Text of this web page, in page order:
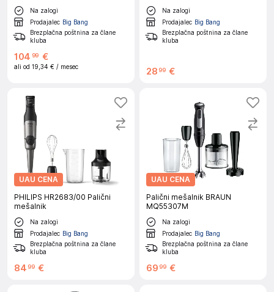
Na zalogi
Prodajalec Big Bang
Brezplačna poštnina za člane
kluba
104 99 €
ali od 19,34 € / mesec
palični mešalnik
Na zalogi
Prodajalec Big Bang
Brezplačna poštnina za člane
kluba
28 99 €
UAU CENA
PHILIPS HR2683/00 Palični
mešalnik
Na zalogi
Prodajalec Big Bang
Brezplačna poštnina za člane
kluba
84 99 €
UAU CENA
Palični mešalnik BRAUN
MQ55307M
Na zalogi
Prodajalec Big Bang
Brezplačna poštnina za člane
kluba
69 99 €